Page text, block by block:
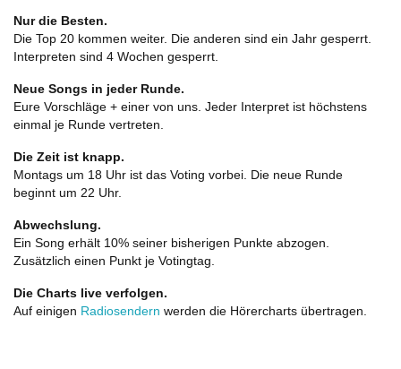
Nur die Besten.
Die Top 20 kommen weiter. Die anderen sind ein Jahr gesperrt.
Interpreten sind 4 Wochen gesperrt.
Neue Songs in jeder Runde.
Eure Vorschläge + einer von uns. Jeder Interpret ist höchstens
einmal je Runde vertreten.
Die Zeit ist knapp.
Montags um 18 Uhr ist das Voting vorbei. Die neue Runde
beginnt um 22 Uhr.
Abwechslung.
Ein Song erhält 10% seiner bisherigen Punkte abzogen.
Zusätzlich einen Punkt je Votingtag.
Die Charts live verfolgen.
Auf einigen Radiosendern werden die Hörercharts übertragen.